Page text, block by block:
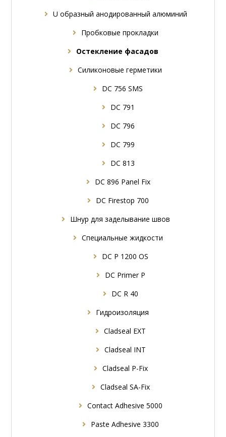
U образный анодированный алюминий
Пробковые прокладки
Oстекление фасадов
Силиконовые герметики
DC 756 SMS
DC 791
DC 796
DC 799
DC 813
DC 896 Panel Fix
DC Firestop 700
Шнур для заделывание швов
Специальные жидкости
DC P 1200 OS
DC Primer P
DC R 40
Гидроизоляция
Cladseal EXT
Cladseal INT
Cladseal P-Fix
Cladseal SA-Fix
Contact Adhesive 5000
Paste Adhesive 3300